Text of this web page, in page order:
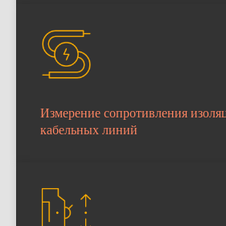
Измерение сопротивления
кабельных линий